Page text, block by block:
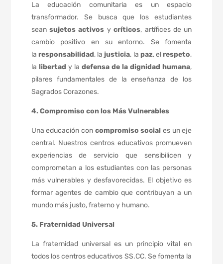
La educación comunitaria es un espacio
transformador. Se busca que los estudiantes
sean sujetos activos y críticos, artífices de un
cambio positivo en su entorno. Se fomenta
la responsabilidad, la justicia, la paz, elrespeto,
la libertad y la defensa de la dignidad humana,
pilares fundamentales de la enseñanza de los
Sagrados Corazones.
4. Compromiso con los Más Vulnerables
Una educación con compromiso social es un eje
central. Nuestros centros educativos promueven
experiencias de servicio que sensibilicen y
comprometan a los estudiantes con las personas
más vulnerables y desfavorecidas. El objetivo es
formar agentes de cambio que contribuyan a un
mundo más justo, fraterno y humano.
5. Fraternidad Universal
La fraternidad universal es un principio vital en
todos los centros educativos SS.CC. Se fomenta la